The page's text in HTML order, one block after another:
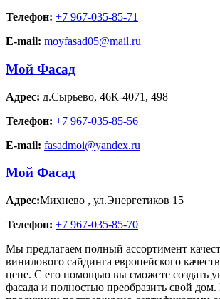
Телефон: +7 967-035-85-71
E-mail: moyfasad05@mail.ru
Мой Фасад
Адрес: д.Сырьево, 46К-4071, 498
Телефон: +7 967-035-85-56
E-mail: fasadmoi@yandex.ru
Мой Фасад
Адрес:Михнево , ул.Энергетиков 15
Телефон: +7 967-035-85-70
Мы предлагаем полный ассортимент
винилового сайдинга европейского
цене. С его помощью вы сможете создать
фасада и полностью преобразить свой дом.